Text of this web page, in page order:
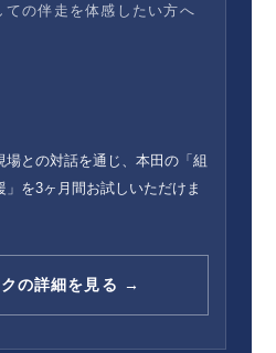
ての伴走を体感したい方へ
との対話を通じ、本田の「組
を3ヶ月間お試しいただけま
の詳細を見る →